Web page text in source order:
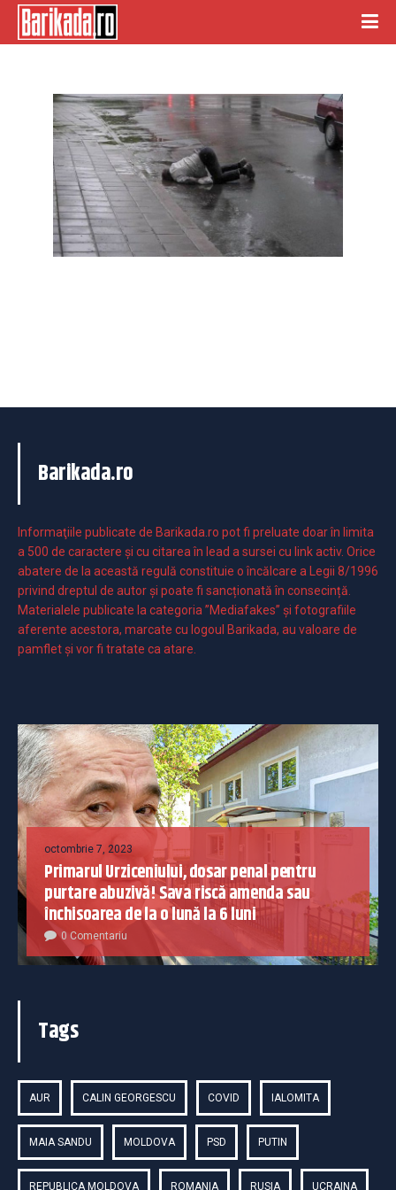
Barikada.ro
Informaţiile publicate de Barikada.ro pot fi preluate doar în limita
a 500 de caractere şi cu citarea în lead a sursei cu link activ. Orice
abatere de la această regulă constituie o încălcare a Legii 8/1996
privind dreptul de autor și poate fi sancționată în consecință.
Materialele publicate la categoria ”Mediafakes” și fotografiile
aferente acestora, marcate cu logoul Barikada, au valoare de
pamflet și vor fi tratate ca atare.
octombrie 7, 2023
Primarul Urziceniului, dosar penal pentru
purtare abuzivă! Sava riscă amenda sau
închisoarea de la o lună la 6 luni
0 Comentariu
Tags
AUR CALIN GEORGESCU COVID IALOMITA
MAIA SANDU MOLDOVA PSD PUTIN
REPUBLICA MOLDOVA ROMANIA RUSIA UCRAINA